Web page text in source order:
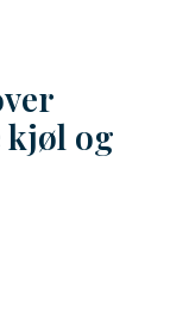
og